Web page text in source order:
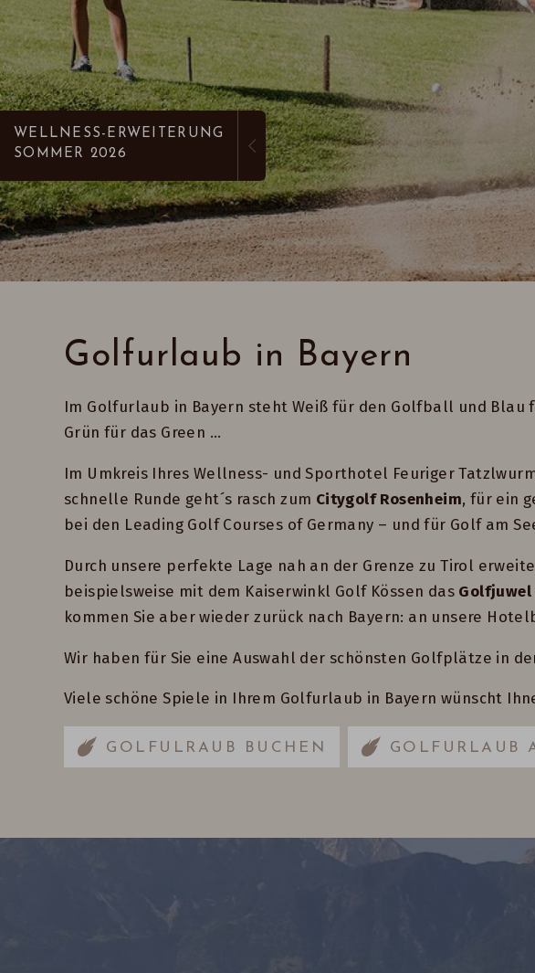
WELLNESS-ERWEITERUNG
SOMMER 2026
Golfurlaub in Bayern
Im Golfurlaub in Bayern steht Weiß für den Golfball und
Grün für das Green ...
Im Umkreis Ihres Wellness- und Sporthotel Feuriger
schnelle Runde geht´s rasch zum Citygolf Rosenheim, für ein
bei den Leading Golf Courses of Germany – und für Golf am
Durch unsere perfekte Lage nah an der Grenze zu Tirol
beispielsweise mit dem Kaiserwinkl Golf Kössen das Golfjuwel
kommen Sie aber wieder zurück nach Bayern: an unsere
Wir haben für Sie eine Auswahl der schönsten Golfplätze in
Viele schöne Spiele in Ihrem Golfurlaub in Bayern wünscht
GOLFULRAUB BUCHEN GOLFURLAUB